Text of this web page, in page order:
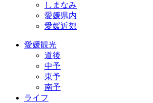
しまなみ
愛媛県内
愛媛近郊
愛媛観光
道後
中予
東予
南予
ライフ